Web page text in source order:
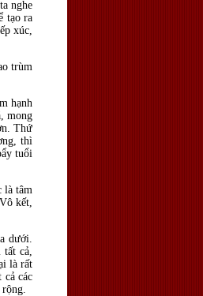
nghe
tạo ra
xúc,
trùm
hạnh
mong
Thứ
thì
tuổi
là tâm
kết,
dưới.
cả,
là rất
các